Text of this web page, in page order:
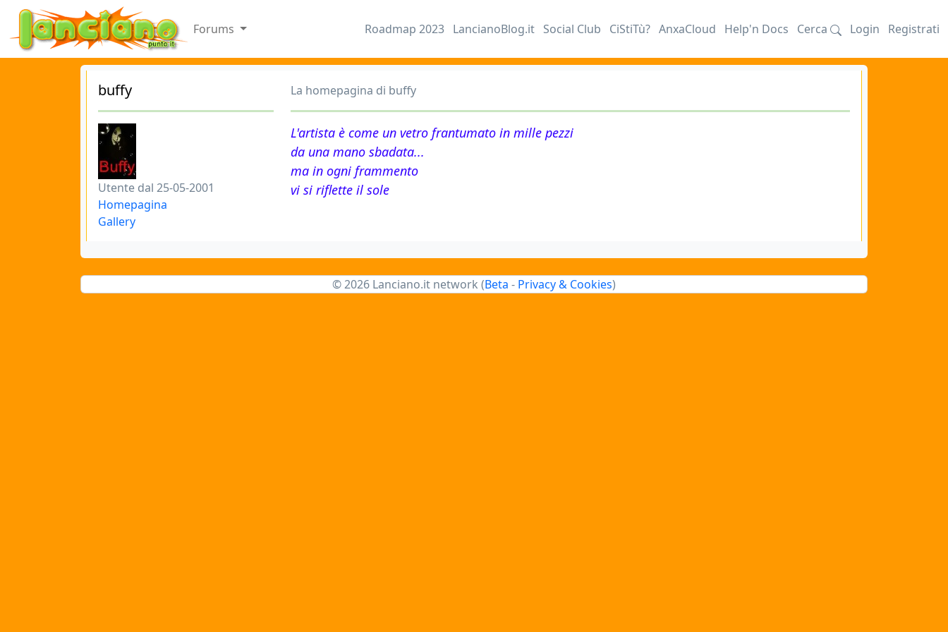
Forums Roadmap 2023 LancianoBlog.it Social Club CiStiTù? AnxaCloud Help'n Docs Cerca Login Registrati
buffy
Utente dal 25-05-2001
Homepagina
Gallery
La homepagina di buffy
L'artista è come un vetro frantumato in mille pezzi
da una mano sbadata...
ma in ogni frammento
vi si riflette il sole
© 2026 Lanciano.it network (Beta - Privacy & Cookies)